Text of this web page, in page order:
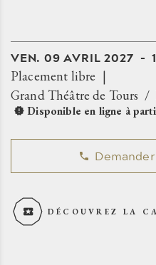
VEN. 09 AVRIL 2027
Placement libre
Grand Théâtre de Tours
Disponible en ligne à
DÉCOUVREZ LA